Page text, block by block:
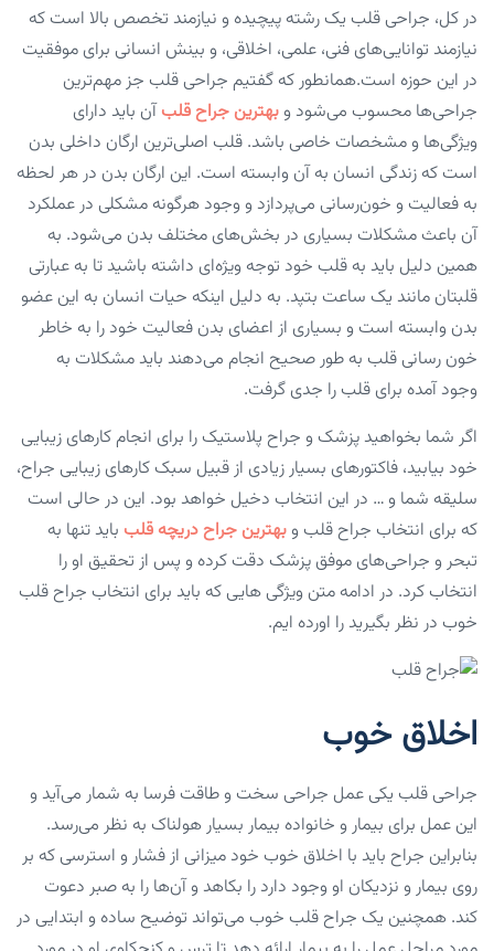
در کل، جراحی قلب یک رشته پیچیده و نیازمند تخصص بالا است که
نیازمند توانایی‌های فنی، علمی، اخلاقی، و بینش انسانی برای موفقیت
در این حوزه است.همانطور که گفتیم جراحی قلب جز مهم‌ترین
جراحی‌ها محسوب می‌شود و بهترین جراح قلبآن باید دارای
ویژگی‌ها و مشخصات خاصی باشد. قلب اصلی‌ترین ارگان داخلی بدن
است که زندگی انسان به آن وابسته است. این ارگان بدن در هر لحظه
به فعالیت و خون‌رسانی می‌پردازد و وجود هرگونه مشکلی در عملکرد
آن باعث مشکلات بسیاری در بخش‌های مختلف بدن می‌شود. به
همین دلیل باید به قلب خود توجه ویژه‌ای داشته باشید تا به عبارتی
قلبتان مانند یک ساعت بتپد. به دلیل اینکه حیات انسان به این عضو
بدن وابسته است و بسیاری از اعضای بدن فعالیت خود را به خاطر
خون رسانی قلب به طور صحیح انجام می‌دهند باید مشکلات به
وجود آمده برای قلب را جدی گرفت.
اگر شما بخواهید پزشک و جراح پلاستیک را برای انجام کارهای زیبایی
خود بیابید، فاکتورهای بسیار زیادی از قبیل سبک کارهای زیبایی جراح،
سلیقه شما و … در این انتخاب دخیل خواهد بود. این در حالی است
که برای انتخاب جراح قلب و بهترین جراح دریچه قلب باید تنها به
تبحر و جراحی‌های موفق پزشک دقت کرده و پس از تحقیق او را
انتخاب کرد. در ادامه متن ویژگی هایی که باید برای انتخاب جراح قلب
خوب در نظر بگیرید را اورده ایم.
اخلاق خوب
جراحی قلب یکی عمل جراحی سخت و طاقت فرسا به شمار می‌آید و
این عمل برای بیمار و خانواده بیمار بسیار هولناک به نظر می‌رسد.
بنابراین جراح باید با اخلاق خوب خود میزانی از فشار و استرسی که بر
روی بیمار و نزدیکان او وجود دارد را بکاهد و آن‌ها را به صبر دعوت
کند. همچنین یک جراح قلب خوب می‌تواند توضیح ساده و ابتدایی در